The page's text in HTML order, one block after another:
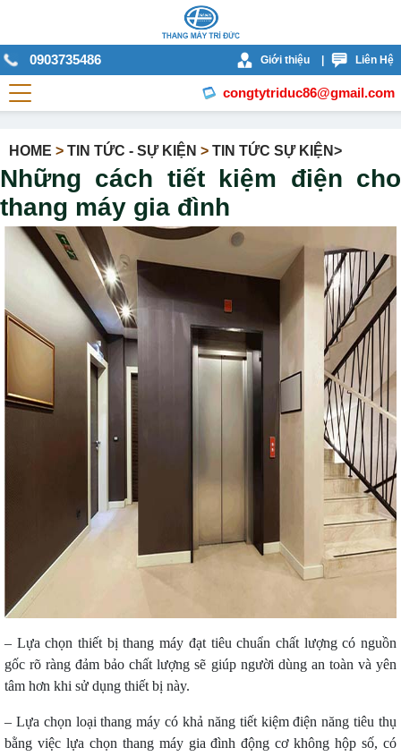
0903735486 Giới thiệu Liên Hệ
congtytriduc86@gmail.com
HOME > TIN TỨC - SỰ KIỆN > TIN TỨC SỰ KIỆN>
Những cách tiết kiệm điện cho
thang máy gia đình
– Lựa chọn thiết bị thang máy đạt tiêu chuẩn chất lượng có nguồn
gốc rõ ràng đảm bảo chất lượng sẽ giúp người dùng an toàn và yên
tâm hơn khi sử dụng thiết bị này.
– Lựa chọn loại thang máy có khả năng tiết kiệm điện năng tiêu thụ
bằng việc lựa chọn thang máy gia đình động cơ không hộp số, có